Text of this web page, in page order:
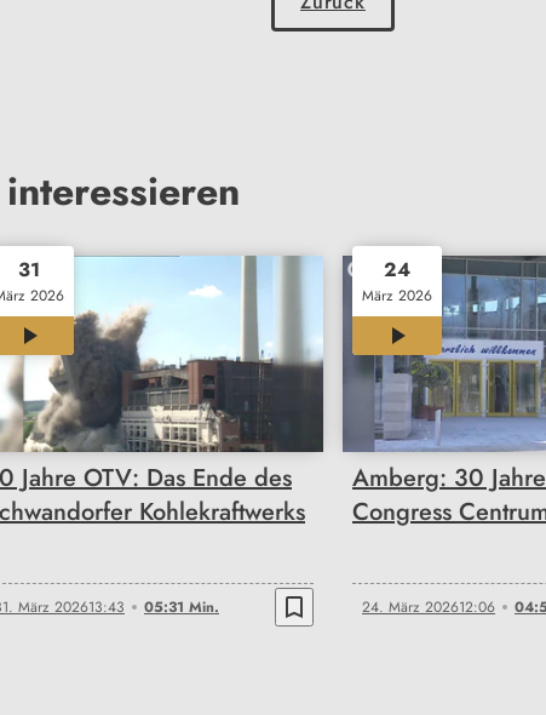
31
2026
05:31
Jahre OTV: Das Ende des
Kohlekraftwerks
März 202613:43 05:31 Min. bookmark_border
24
März 2026
04:56
Amberg: 30
Congress
24. März 202612:06